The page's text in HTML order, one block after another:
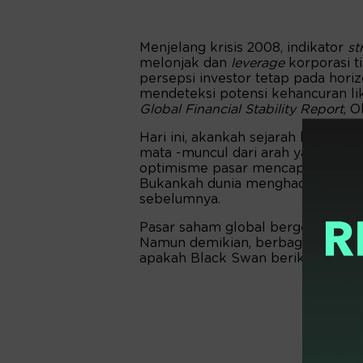
Menjelang krisis 2008, indikator
melonjak dan leveragekorporasi
persepsi investor tetap pada
mendeteksi potensi kehancuran
Global Financial Stability Report,
Hari ini, akankah sejarah kembali
mata -muncul dari arah yang
optimisme pasar mencapai
Bukankah dunia menghadapi
sebelumnya.
Pasar saham global bergerak
Namun demikian, berbagai risiko
apakah Black Swan berikutnya